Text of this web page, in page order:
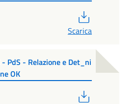
Scarica
PdS - Relazione e Det_ni
OK